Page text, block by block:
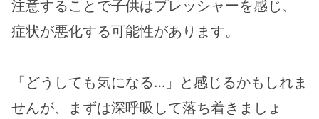
注意することで子供はプレッシャーを感じ、
症状が悪化する可能性があります。
「どうしても気になる…」と感じるかもしれま
せんが、まずは深呼吸して落ち着きましょ